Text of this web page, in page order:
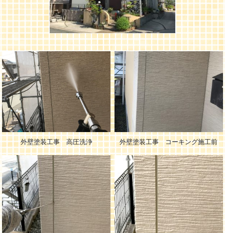
外壁塗装工事 高圧洗浄 外壁塗装工事 コーキング施工前